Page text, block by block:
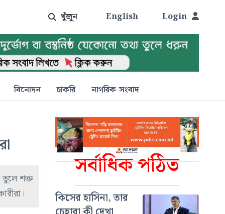
খুঁজুন English Login
বিনোদন চাকরি নাগরিক-সংবাদ
সর্বাধিক পঠিত
কিসের হাসিনা, তার
তুলে শক্ত